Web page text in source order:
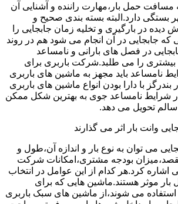
حمل بار،مهارت راننده و آشنایی آن
بستگی دارد.البته بسته بندی صحیح و
دیده در بارگیری و تخلیه زمان جابجایی را
که جابجایی در آن انجام می شود هم در روند
در فصل های بارانی و نامساعد
را می طلبد.شرکت باربری برای
نامساعد باید مجهز به ماشین های باربری
با دارا بودن انواع ماشین های باربری
شرایط نامساعد جوی به بهترین شکل ممکن
تحویل می دهد.
وانت بار اثر می گذارند
می توان به نوع بار و اندازه آن،طول و
بودجه مشتری،امکانات شرکت
اشاره کرد.هر کدام از این عوامل در انتخاب
بار موثر هستند.ماشین هایی که برای
می شوند،از ماشین های سبک باربری